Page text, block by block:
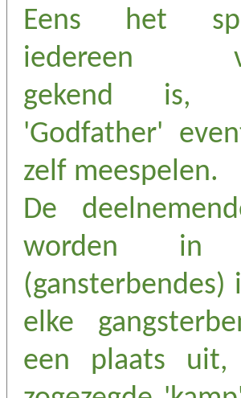
Eens het
iedereen
gekend is,
'Godfather'
zelf meespelen.
De
worden in
(gansterbendes)
elke
een plaats